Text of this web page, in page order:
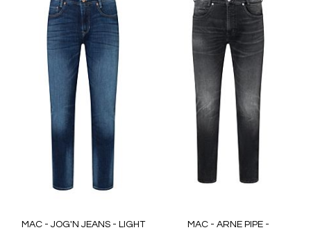
MAC - JOG'N JEANS - LIGHT
MAC - ARNE PIPE -